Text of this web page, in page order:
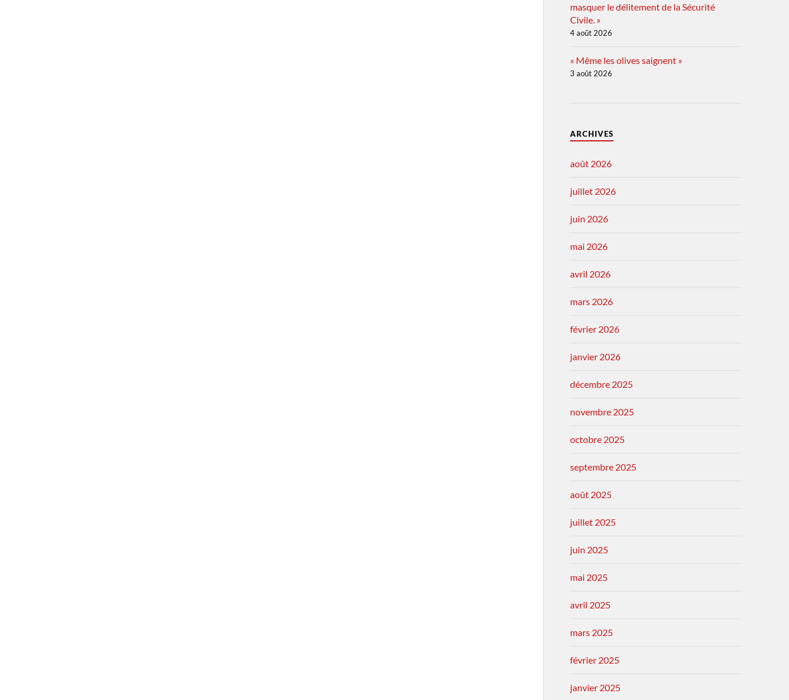
masquer le délitement de la Sécurité
Civile. »
4 août 2026
« Même les olives saignent »
3 août 2026
ARCHIVES
août 2026
juillet 2026
juin 2026
mai 2026
avril 2026
mars 2026
février 2026
janvier 2026
décembre 2025
novembre 2025
octobre 2025
septembre 2025
août 2025
juillet 2025
juin 2025
mai 2025
avril 2025
mars 2025
février 2025
janvier 2025